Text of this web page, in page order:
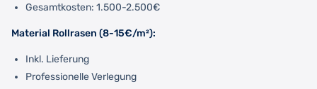
Gesamtkosten: 1.500-2.500€
Material Rollrasen (8-15€/m²):
Inkl. Lieferung
Professionelle Verlegung